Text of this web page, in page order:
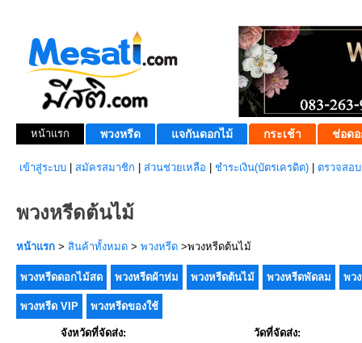
หน้าแรก พวงหรีด แจกันดอกไม้ กระเช้า ช่อดอ
เข้าสู่ระบบ สมัครสมาชิก ส่วนช่วยเหลือ ชำระเงิน(บัตรเครดิต) ตรวจสอ
พวงหรีดต้นไม้
หน้าแรก > สินค้าทั้งหมด > พวงหรีด >พวงหรีดต้นไม้
พวงหรีดดอกไม้สด พวงหรีดผ้าห่ม พวงหรีดต้นไม้ พวงหรีดพัดลม พว
พวงหรีด VIP พวงหรีดของใช้
จังหวัดที่จัดส่ง: วัดที่จัดส่ง: